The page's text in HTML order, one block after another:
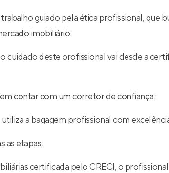
guiado pela ética profissional, que
imobiliário.
cuidado deste profissional vai desde a
contar com um corretor de confiança:
a bagagem profissional com
as etapas;
certificada pelo CRECI, o